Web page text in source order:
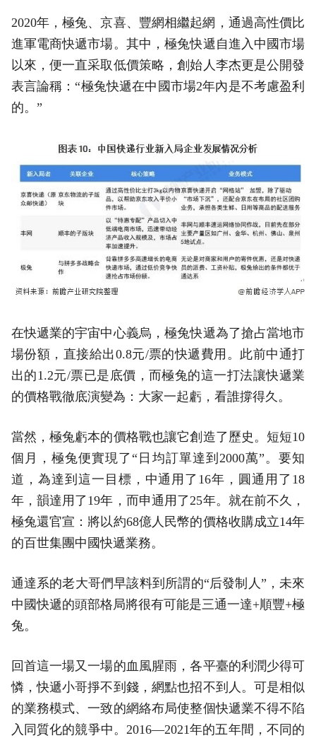
2020年，極兔、京喜、豐網相繼起網，通過高性價比
進軍電商快遞市場。其中，極兔快遞自進入中國市場
以來，便一直采取低價策略，創始人李杰更是公開發
表言論稱：“極兔快遞在中國市場2年內是不考慮盈利
的。”
在快遞業的宇宙中心義烏，極兔快遞為了搶占當地市
場份額，直接給出0.8元/票的快遞費用。此前中通打
出的1.2元/票已是底價，而極兔的這一打法讓快遞業
的價格戰徹底演變為：大家一起虧，看誰撐得久。
當然，極兔虧本的價格戰也讓它創造了歷史。短短10
個月，極兔便實現了“日均訂單達到2000萬”。要知
道，為達到這一目標，中通用了16年，圓通用了18
年，韻達用了19年，而申通用了25年。就在前不久，
極兔還官宣：將以約68億人民幣的價格收購成立14年
的百世集團中國快遞業務。
通達系的老大哥們早該料到所謂的“后發制人”，未來
中國快遞的頭部格局將很有可能是三通一達+順豐+極
兔。
回首這一場又一場的血風腥雨，各平臺的利潤少得可
憐，快遞小哥掙不到錢，網點也招不到人。可是相似
的業務模式、一致的網絡布局使整個快遞業不得不陷
入同質化的競爭中。2016—2021年的五年間，不同的